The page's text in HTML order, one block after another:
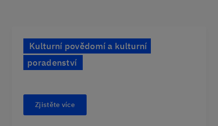
Kulturní povědomí a kulturní
poradenství
Zjistěte více